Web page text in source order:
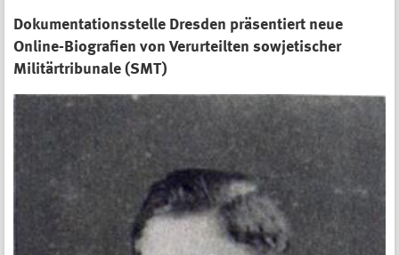
Dokumentationsstelle Dresden präsentiert neue
Online-Biografien von Verurteilten sowjetischer
Militärtribunale (SMT)